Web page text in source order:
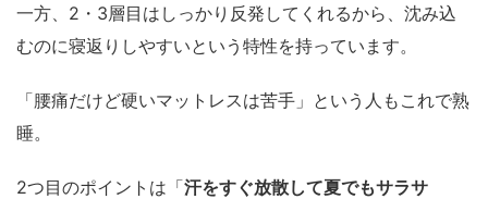
一方、2・3層目はしっかり反発してくれるから、沈み込
むのに寝返りしやすいという特性を持っています。
「腰痛だけど硬いマットレスは苦手」という人もこれで熟
睡。
2つ目のポイントは「汗をすぐ放散して夏でもサラサ